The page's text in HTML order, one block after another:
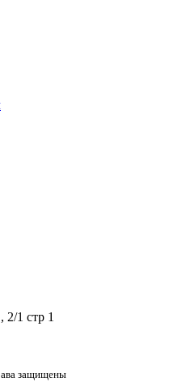
2/1 стр 1
защищены